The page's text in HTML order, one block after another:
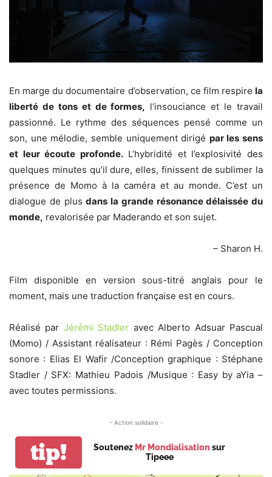
En marge du documentaire d’observation, ce film respire la
liberté de tons et de formes, l’insouciance et le travail
passionné. Le rythme des séquences pensé comme un
son, une mélodie, semble uniquement dirigé par les sens
et leur écoute profonde.L’hybridité et l’explosivité des
quelques minutes qu’il dure, elles, finissent de sublimer la
présence de Momo à la caméra et au monde. C’est un
dialogue de plusdans la grande résonance délaissée du
monde, revalorisée par Maderando et son sujet.
– Sharon H.
Film disponible en version sous-titré anglais pour le
moment, mais une traduction française est en cours.
Réalisé par Jérémi Stadler avec Alberto Adsuar Pascual
(Momo) / Assistant réalisateur : Rémi Pagès / Conception
sonore : Elias El Wafir /Conception graphique : Stéphane
Stadler / SFX: Mathieu Padois /Musique : Easy by aYia –
avec toutes permissions.
- Action solidaire -
tip! Soutenez Mr Mondialisation sur
Tipeee